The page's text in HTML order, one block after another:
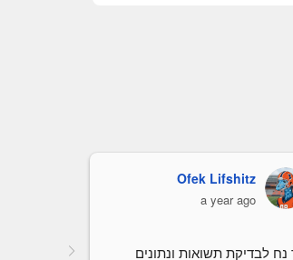
Ofek Lifshitz
a year ago